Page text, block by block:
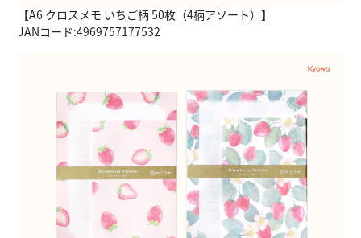
【A6 クロスメモ いちご柄 50枚（4柄アソート）】
JANコード:4969757177532